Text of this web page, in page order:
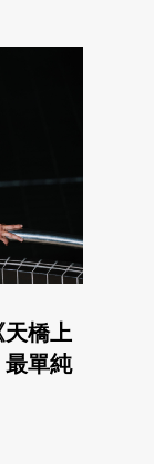
橋上
最單純